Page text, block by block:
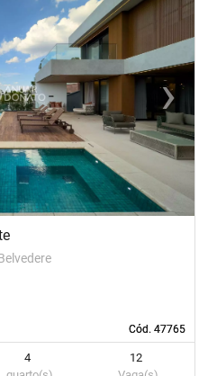
›Next
Cód. 47765
Cód. 47765
4
12